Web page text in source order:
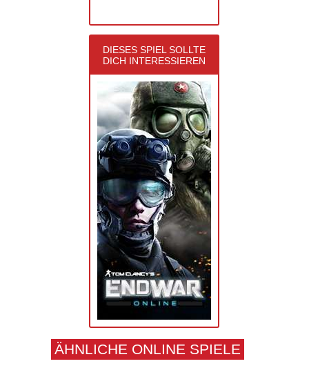
DIESES SPIEL SOLLTE
DICH INTERESSIEREN
ÄHNLICHE ONLINE SPIELE